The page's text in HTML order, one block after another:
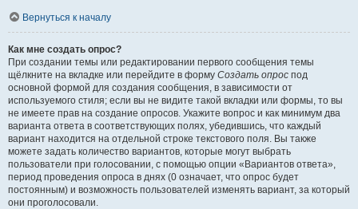
Вернуться к началу
Как мне создать опрос?
При создании темы или редактировании первого сообщения темы
щёлкните на вкладке или перейдите в форму Создать опрос под
основной формой для создания сообщения, в зависимости от
используемого стиля; если вы не видите такой вкладки или формы, то вы
не имеете прав на создание опросов. Укажите вопрос и как минимум два
варианта ответа в соответствующих полях, убедившись, что каждый
вариант находится на отдельной строке текстового поля. Вы также
можете задать количество вариантов, которые могут выбрать
пользователи при голосовании, с помощью опции «Вариантов ответа»,
период проведения опроса в днях (0 означает, что опрос будет
постоянным) и возможность пользователей изменять вариант, за который
они проголосовали.